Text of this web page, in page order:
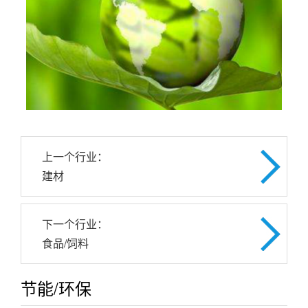
上一个行业：
建材
下一个行业：
食品/饲料
节能/环保